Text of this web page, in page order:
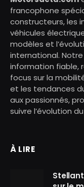
francophone
constructeurs, les
véhicules
modèles et
international.
information fiable,
focus sur la
et les tendances
aux passionnés,
suivre l’évolution
À LIRE